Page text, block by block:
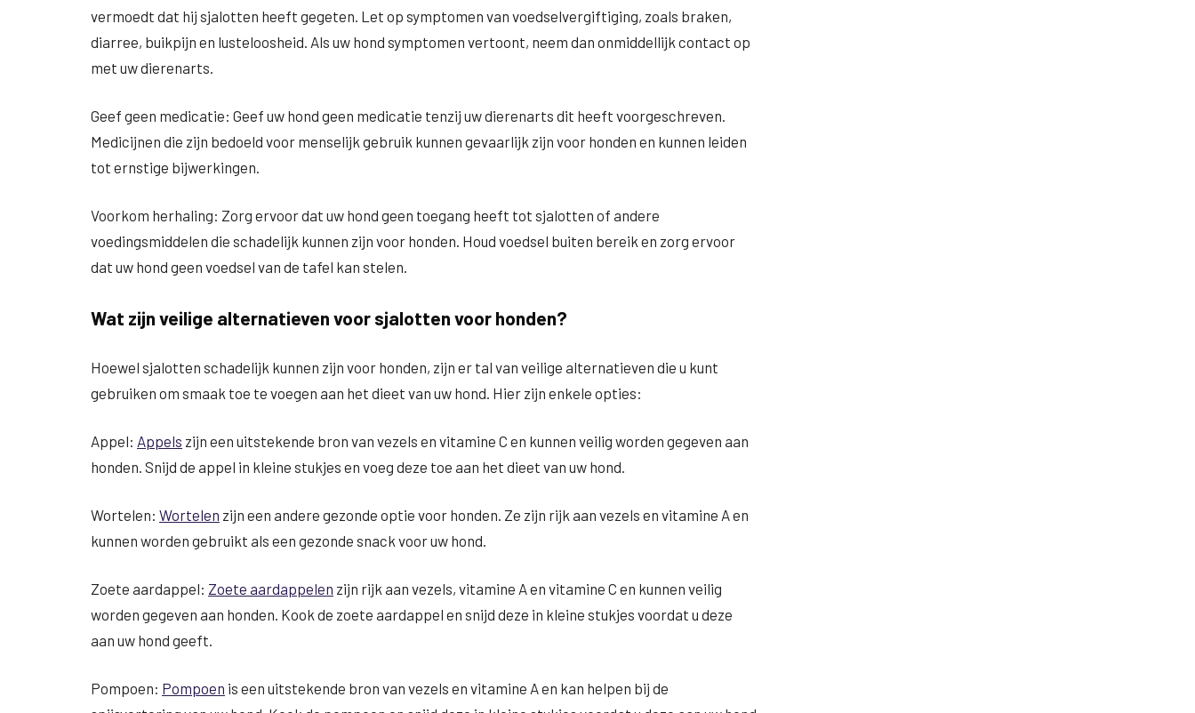
vermoedt dat hij sjalotten heeft gegeten. Let op symptomen van voedselvergiftiging, zoals braken,
diarree, buikpijn en lusteloosheid. Als uw hond symptomen vertoont, neem dan onmiddellijk contact op
met uw dierenarts.
Geef geen medicatie: Geef uw hond geen medicatie tenzij uw dierenarts dit heeft voorgeschreven.
Medicijnen die zijn bedoeld voor menselijk gebruik kunnen gevaarlijk zijn voor honden en kunnen leiden
tot ernstige bijwerkingen.
Voorkom herhaling: Zorg ervoor dat uw hond geen toegang heeft tot sjalotten of andere
voedingsmiddelen die schadelijk kunnen zijn voor honden. Houd voedsel buiten bereik en zorg ervoor
dat uw hond geen voedsel van de tafel kan stelen.
Wat zijn veilige alternatieven voor sjalotten voor honden?
Hoewel sjalotten schadelijk kunnen zijn voor honden, zijn er tal van veilige alternatieven die u kunt
gebruiken om smaak toe te voegen aan het dieet van uw hond. Hier zijn enkele opties:
Appel: Appels zijn een uitstekende bron van vezels en vitamine C en kunnen veilig worden gegeven aan
honden. Snijd de appel in kleine stukjes en voeg deze toe aan het dieet van uw hond.
Wortelen: Wortelen zijn een andere gezonde optie voor honden. Ze zijn rijk aan vezels en vitamine A en
kunnen worden gebruikt als een gezonde snack voor uw hond.
Zoete aardappel: Zoete aardappelen zijn rijk aan vezels, vitamine A en vitamine C en kunnen veilig
worden gegeven aan honden. Kook de zoete aardappel en snijd deze in kleine stukjes voordat u deze
aan uw hond geeft.
Pompoen: Pompoen is een uitstekende bron van vezels en vitamine A en kan helpen bij de